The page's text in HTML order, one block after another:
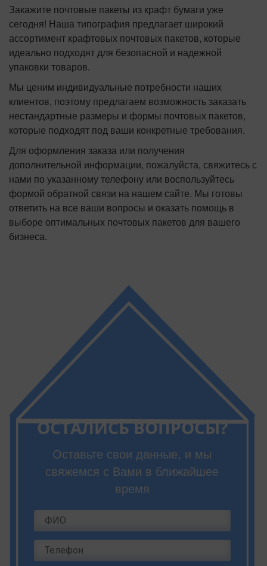
Закажите почтовые пакеты из крафт бумаги уже
сегодня! Наша типография предлагает широкий
ассортимент крафтовых почтовых пакетов, которые
идеально подходят для безопасной и надежной
упаковки товаров.
Мы ценим индивидуальные потребности наших
клиентов, поэтому предлагаем возможность заказать
нестандартные размеры и формы почтовых пакетов,
которые подходят под ваши конкретные требования.
Для оформления заказа или получения
дополнительной информации, пожалуйста, свяжитесь с
нами по указанному телефону или воспользуйтесь
формой обратной связи на нашем сайте. Мы готовы
ответить на все ваши вопросы и оказать помощь в
выборе оптимальных почтовых пакетов для вашего
бизнеса.
ОСТАЛИСЬ ВОПРОСЫ?
Оставьте свои данные, и мы
свяжемся с Вами в ближайшее
время